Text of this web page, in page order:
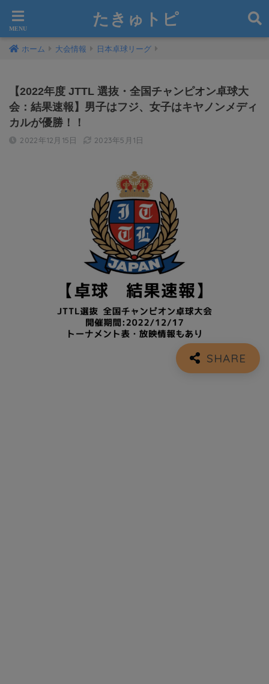
たきゅトピ
ホーム 大会情報 日本卓球リーグ
【2022年度 JTTL 選抜・全国チャンピオン卓球大
会：結果速報】男子はフジ、女子はキヤノンメディ
カルが優勝！！
2022年12月15日 2023年5月1日